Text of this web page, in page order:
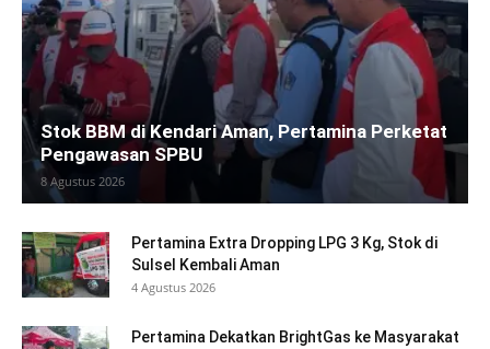
Stok BBM di Kendari Aman, Pertamina Perketat
Pengawasan SPBU
8 Agustus 2026
Pertamina Extra Dropping LPG 3 Kg, Stok di
Sulsel Kembali Aman
4 Agustus 2026
Pertamina Dekatkan BrightGas ke Masyarakat